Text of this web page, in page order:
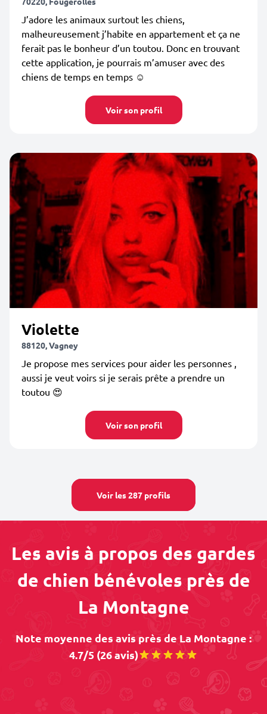
J’adore les animaux surtout les chiens,
malheureusement j’habite en appartement et ça ne
ferait pas le bonheur d’un toutou. Donc en trouvant
cette application, je pourrais m’amuser avec des
chiens de temps en temps ☺️
Voir son profil
Violette
88120, Vagney
Je propose mes services pour aider les personnes ,
aussi je veut voirs si je serais prête a prendre un
toutou 😍
Voir son profil
Voir les 287 profils
Les avis à propos des gardes
de chien bénévoles près de
La Montagne
Note moyenne des avis près de La Montagne :
4.7/5 (26 avis)